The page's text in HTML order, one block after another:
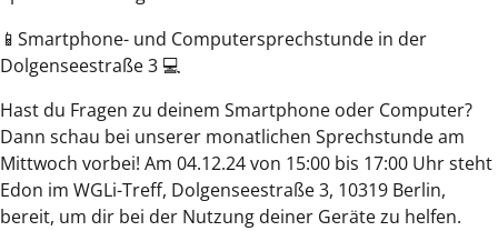
📱Smartphone- und Computersprechstunde in der
Dolgenseestraße 3 💻
Hast du Fragen zu deinem Smartphone oder Computer?
Dann schau bei unserer monatlichen Sprechstunde am
Mittwoch vorbei! Am 04.12.24 von 15:00 bis 17:00 Uhr steht
Edon im WGLi-Treff, Dolgenseestraße 3, 10319 Berlin,
bereit, um dir bei der Nutzung deiner Geräte zu helfen.